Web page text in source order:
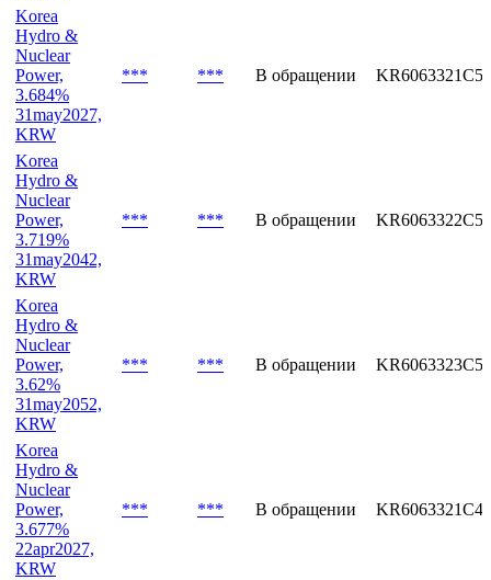
Korea
Hydro &
Nuclear
Power,
3.684%
31may2027,
KRW
*** *** В обращении KR6063321C50
Korea
Hydro &
Nuclear
Power,
3.719%
31may2042,
KRW
*** *** В обращении KR6063322C59
Korea
Hydro &
Nuclear
Power,
3.62%
31may2052,
KRW
*** *** В обращении KR6063323C58
Korea
Hydro &
Nuclear
Power,
3.677%
22apr2027,
KRW
*** *** В обращении KR6063321C43